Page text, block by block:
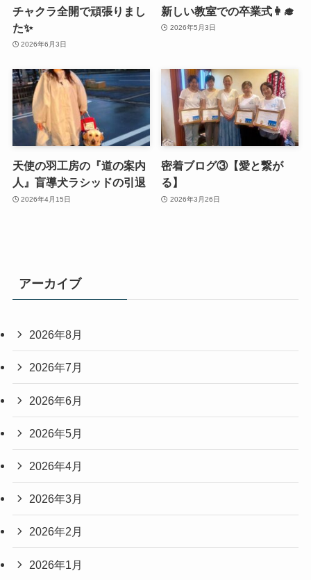
チャクラ全開で頑張りまし
た✨
2026年6月3日
新しい教室での卒業式👩‍🎓
2026年5月3日
天使の羽工房の『道の案内
人』盲導犬ラシッドの引退
2026年4月15日
密着ブログ③【愛と繋が
る】
2026年3月26日
アーカイブ
2026年8月
2026年7月
2026年6月
2026年5月
2026年4月
2026年3月
2026年2月
2026年1月